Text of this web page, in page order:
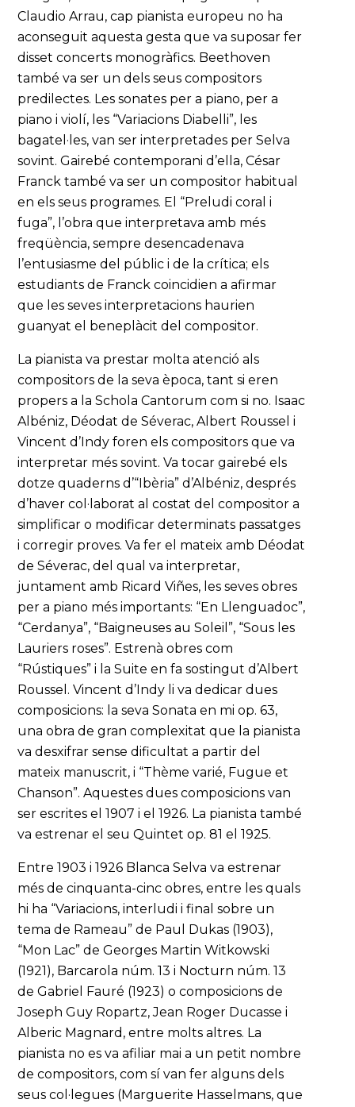
Claudio Arrau, cap pianista europeu no ha
aconseguit aquesta gesta que va suposar fer
disset concerts monogràfics. Beethoven
també va ser un dels seus compositors
predilectes. Les sonates per a piano, per a
piano i violí, les “Variacions Diabelli”, les
bagatel·les, van ser interpretades per Selva
sovint. Gairebé contemporani d’ella, César
Franck també va ser un compositor habitual
en els seus programes. El “Preludi coral i
fuga”, l’obra que interpretava amb més
freqüència, sempre desencadenava
l’entusiasme del públic i de la crítica; els
estudiants de Franck coincidien a afirmar
que les seves interpretacions haurien
guanyat el beneplàcit del compositor.
La pianista va prestar molta atenció als
compositors de la seva època, tant si eren
propers a la Schola Cantorum com si no. Isaac
Albéniz, Déodat de Séverac, Albert Roussel i
Vincent d’Indy foren els compositors que va
interpretar més sovint. Va tocar gairebé els
dotze quaderns d’“Ibèria” d’Albéniz, després
d’haver col·laborat al costat del compositor a
simplificar o modificar determinats passatges
i corregir proves. Va fer el mateix amb Déodat
de Séverac, del qual va interpretar,
juntament amb Ricard Viñes, les seves obres
per a piano més importants: “En Llenguadoc”,
“Cerdanya”, “Baigneuses au Soleil”, “Sous les
Lauriers roses”. Estrenà obres com
“Rústiques” i la Suite en fa sostingut d’Albert
Roussel. Vincent d’Indy li va dedicar dues
composicions: la seva Sonata en mi op. 63,
una obra de gran complexitat que la pianista
va desxifrar sense dificultat a partir del
mateix manuscrit, i “Thème varié, Fugue et
Chanson”. Aquestes dues composicions van
ser escrites el 1907 i el 1926. La pianista també
va estrenar el seu Quintet op. 81 el 1925.
Entre 1903 i 1926 Blanca Selva va estrenar
més de cinquanta-cinc obres, entre les quals
hi ha “Variacions, interludi i final sobre un
tema de Rameau” de Paul Dukas (1903),
“Mon Lac” de Georges Martin Witkowski
(1921), Barcarola núm. 13 i Nocturn núm. 13
de Gabriel Fauré (1923) o composicions de
Joseph Guy Ropartz, Jean Roger Ducasse i
Alberic Magnard, entre molts altres. La
pianista no es va afiliar mai a un petit nombre
de compositors, com sí van fer alguns dels
seus col·legues (Marguerite Hasselmans, que